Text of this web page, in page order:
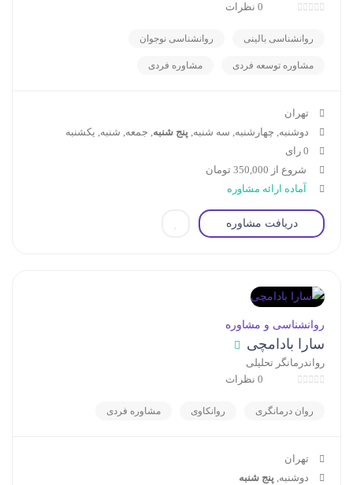
0 نظرات
روانشناسی بالینی روانشناسی نوجوان
مشاوره توسعه فردی مشاوره فردی
تهران
دوشنبه, چهارشنبه, سه شنبه, پنج شنبه, جمعه, شنبه, یکشنبه
0 رای
شروع از 350,000 تومان
آماده ارائه مشاوره
دریافت مشاوره
روانشناسی و مشاوره
سارا بادامچی
رواندرمانگر تحلیلی
0 نظرات
روان درمانگری روانکاوی مشاوره فردی
تهران
دوشنبه, پنج شنبه